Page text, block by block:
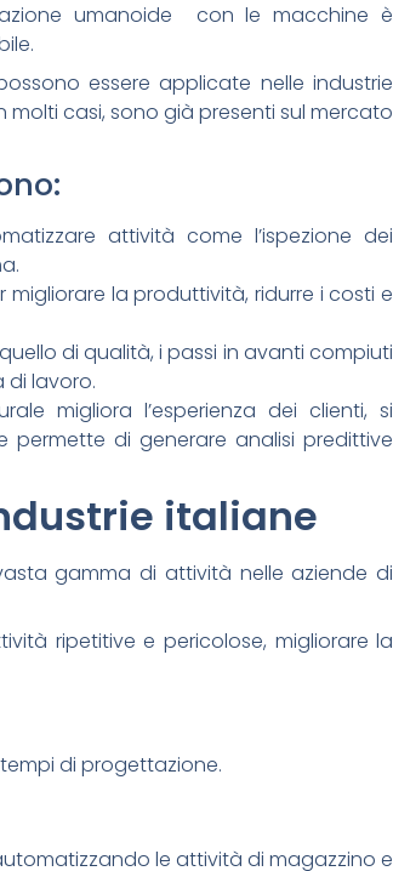
umanoide con le macchine è
essere applicate nelle industrie
casi, sono già presenti sul mercato
attività come l’ispezione dei
la produttività, ridurre i costi e
di qualità, i passi in avanti compiuti
lavoro.
migliora l’esperienza dei clienti, si
permette di generare analisi predittive
italiane
gamma di attività nelle aziende di
ripetitive e pericolose, migliorare la
di progettazione.
le attività di magazzino e